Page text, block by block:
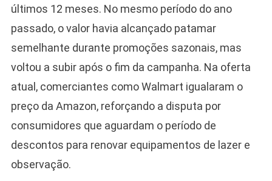
últimos 12 meses. No mesmo período do ano
passado, o valor havia alcançado patamar
semelhante durante promoções sazonais, mas
voltou a subir após o fim da campanha. Na oferta
atual, comerciantes como Walmart igualaram o
preço da Amazon, reforçando a disputa por
consumidores que aguardam o período de
descontos para renovar equipamentos de lazer e
observação.